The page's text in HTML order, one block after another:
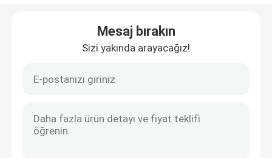
Katı Sıvı Ayırıcı
Su Arıtma Dolgusu
Membran Biyoreaktörü
Mesaj bırakın
Sizi yakında arayacağız!